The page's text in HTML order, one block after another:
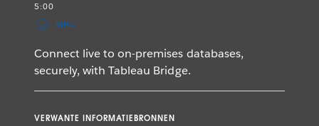
5:00
MP4
Connect live to on-premises databases,
securely, with Tableau Bridge.
VERWANTE INFORMATIEBRONNEN